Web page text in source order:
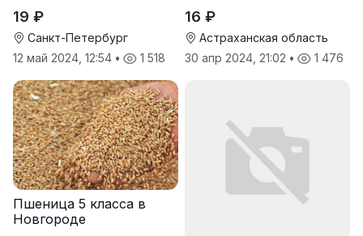
19 ₽
Санкт-Петербург
12 май 2024, 12:54 • 1 518
16 ₽
Астраханская область
30 апр 2024, 21:02 • 1 476
Пшеница 5 класса в
Новгороде